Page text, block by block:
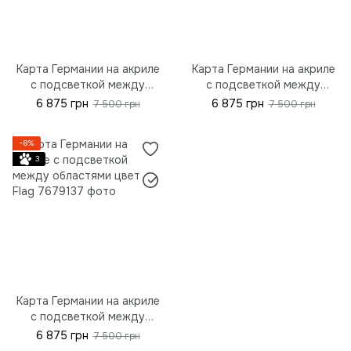
Карта Германии на акриле
с подсветкой между
областями цвет Bavaria, S -
6 875 грн 7 500 грн
Карта Германии на акриле
с подсветкой между
областями цвет Nut, S -
6 875 грн 7 500 грн
−8%
3
Карта Германии на акриле
с подсветкой между
областями цвет Flag, S -
6 875 грн 7 500 грн